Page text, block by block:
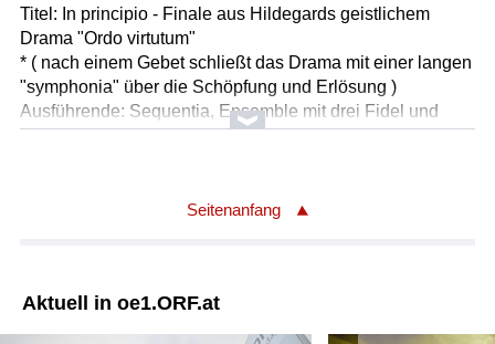
Titel: In principio - Finale aus Hildegards geistlichem
Drama "Ordo virtutum"
* ( nach einem Gebet schließt das Drama mit einer langen
"symphonia" über die Schöpfung und Erlösung )
Ausführende: Sequentia, Ensemble mit drei Fidel und
Organistrum
Album: IN MY LITTLE GARDEN
Titel: 28
Seitenanfang
Aktuell in oe1.ORF.at